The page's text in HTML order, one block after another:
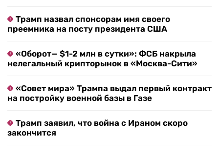
Трамп назвал спонсорам имя своего
преемника на посту президента США
«Оборот— $1-2 млн в сутки»: ФСБ накрыла
нелегальный крипторынок в «Москва-Сити»
«Совет мира» Трампа выдал первый контракт
на постройку военной базы в Газе
Трамп заявил, что война с Ираном скоро
закончится